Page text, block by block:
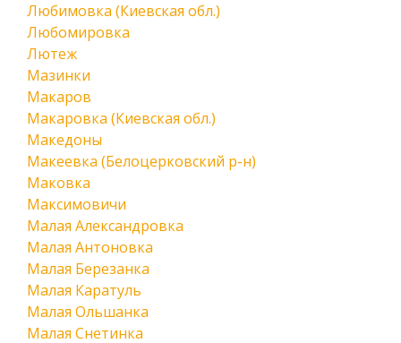
Любимовка (Киевская обл.)
Любомировка
Лютеж
Мазинки
Макаров
Макаровка (Киевская обл.)
Македоны
Макеевка (Белоцерковский р-н)
Маковка
Максимовичи
Малая Александровка
Малая Антоновка
Малая Березанка
Малая Каратуль
Малая Ольшанка
Малая Снетинка